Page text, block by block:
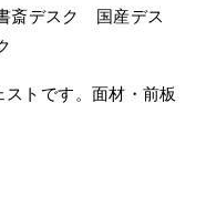
トです。面材・前板